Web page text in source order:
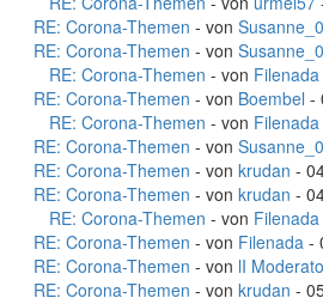
RE: Corona-Themen - von
RE: Corona-Themen - von
RE: Corona-Themen - von Filenada
RE: Corona-Themen - von Boembel -
RE: Corona-Themen - von Filenada
RE: Corona-Themen - von
RE: Corona-Themen - von krudan -
RE: Corona-Themen - von krudan -
RE: Corona-Themen - von Filenada
RE: Corona-Themen - von Filenada -
RE: Corona-Themen - von lI
RE: Corona-Themen - von krudan -